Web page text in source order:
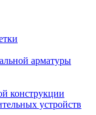
арматуры
конструкции
устройств